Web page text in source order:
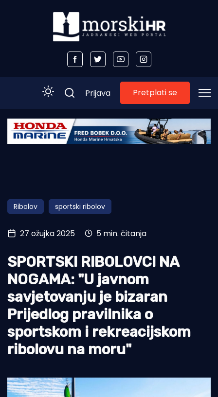
Početna
Obala
Otoci
Turizam i nautika
Pomorstvo
Ribolov
Ekologija
Tradicija i kultura
Prijava Pretplati se
Ribolov sportski ribolov
27 ožujka 2025 5 min. čitanja
SPORTSKI RIBOLOVCI NA
NOGAMA: "U javnom
savjetovanju je bizaran
Prijedlog pravilnika o
sportskom i rekreacijskom
ribolovu na moru"